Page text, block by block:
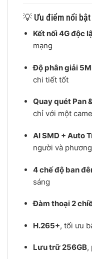
💡 Ưu điểm nổi bật
Kết nối 4G độc
mạng
Độ phân giải
chi tiết tốt
Quay quét Pan
chỉ với một
AI SMD + Auto
người và
4 chế độ ban
sáng
Đàm thoại 2
H.265+, tối ưu
Lưu trữ 256GB,